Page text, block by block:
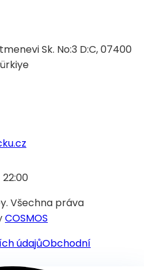
Sk. No:3 D:C, 07400
Všechna práva
COSMOS
údajůObchodní